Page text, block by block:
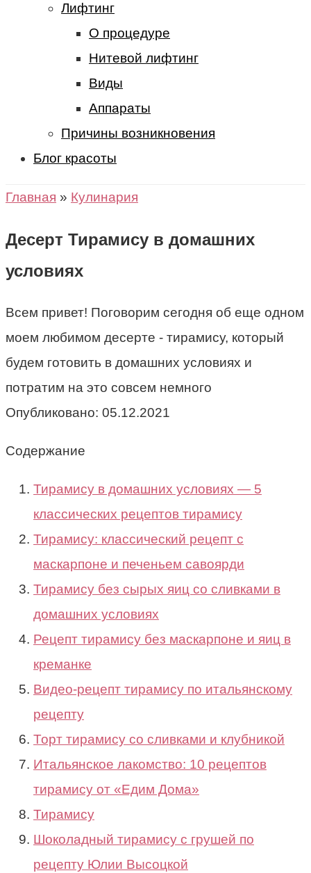
Лифтинг
О процедуре
Нитевой лифтинг
Виды
Аппараты
Причины возникновения
Блог красоты
Главная » Кулинария
Десерт Тирамису в домашних
условиях
Всем привет! Поговорим сегодня об еще одном
моем любимом десерте - тирамису, который
будем готовить в домашних условиях и
потратим на это совсем немного
Опубликовано: 05.12.2021
Содержание
Тирамису в домашних условиях — 5
классических рецептов тирамису
Тирамису: классический рецепт с
маскарпоне и печеньем савоярди
Тирамису без сырых яиц со сливками в
домашних условиях
Рецепт тирамису без маскарпоне и яиц в
креманке
Видео-рецепт тирамису по итальянскому
рецепту
Торт тирамису со сливками и клубникой
Итальянское лакомство: 10 рецептов
тирамису от «Едим Дома»
Тирамису
Шоколадный тирамису с грушей по
рецепту Юлии Высоцкой